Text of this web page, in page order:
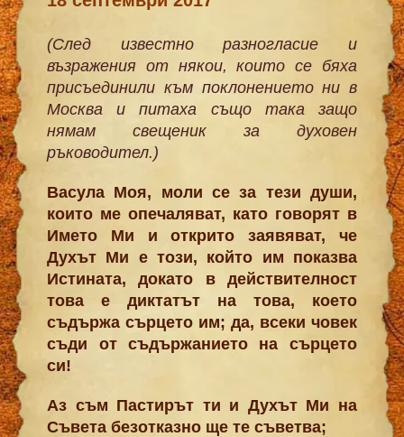
(След известно разногласие и
възражения от някои, които се бяха
присъединили към поклонението ни в
Москва и питаха също така защо
нямам свещеник за духовен
ръководител.)
Васула Моя, моли се за тези души,
които ме опечаляват, като говорят в
Името Ми и открито заявяват, че
Духът Ми е този, който им показва
Истината, докато в действителност
това е диктатът на това, което
съдържа сърцето им; да, всеки човек
съди от съдържанието на сърцето
си!
Аз съм Пастирът ти и Духът Ми на
Съвета безотказно ще те съветва;